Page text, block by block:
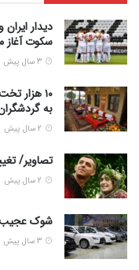
دیدار
سکوت آغاز
۱۰ هزار
به
تصاویر/
شوک عجیب